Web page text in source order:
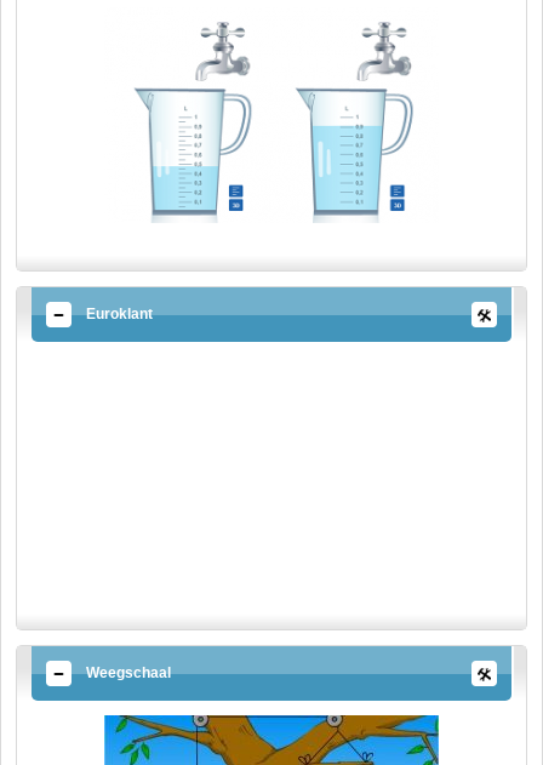
Euroklant
Weegschaal